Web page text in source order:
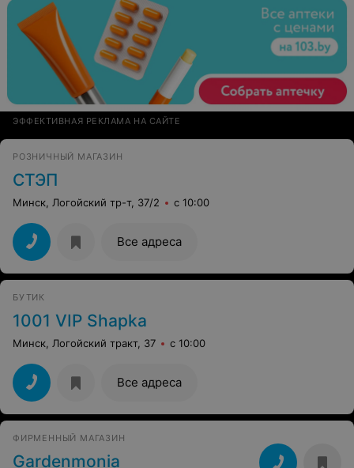
ЭФФЕКТИВНАЯ РЕКЛАМА НА САЙТЕ
РОЗНИЧНЫЙ МАГАЗИН
СТЭП
Минск, Логойский тр-т, 37/2 с 10:00
Все адреса
БУТИК
1001 VIP Shapka
Минск, Логойский тракт, 37 с 10:00
Все адреса
ФИРМЕННЫЙ МАГАЗИН
Gardenmonia